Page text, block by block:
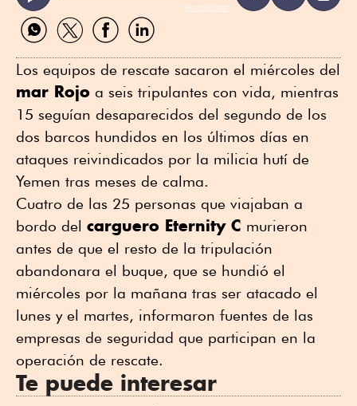
ReadSpeaker
Compartir
por
Compartir
por
Compartir
por
Compartir
por
Los equipos de rescate sacaron el miércoles del
mar Rojo a seis tripulantes con vida, mientras
15 seguían desaparecidos del segundo de los
dos barcos hundidos en los últimos días en
ataques reivindicados por la milicia hutí de
Yemen tras meses de calma.
Cuatro de las 25 personas que viajaban a
bordo del carguero Eternity C murieron
antes de que el resto de la tripulación
abandonara el buque, que se hundió el
miércoles por la mañana tras ser atacado el
lunes y el martes, informaron fuentes de las
empresas de seguridad que participan en la
operación de rescate.
Te puede interesar